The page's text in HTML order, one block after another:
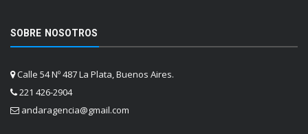
SOBRE NOSOTROS
Calle 54 Nº 487 La Plata, Buenos Aires.
221 426-2904
andaragencia@gmail.com